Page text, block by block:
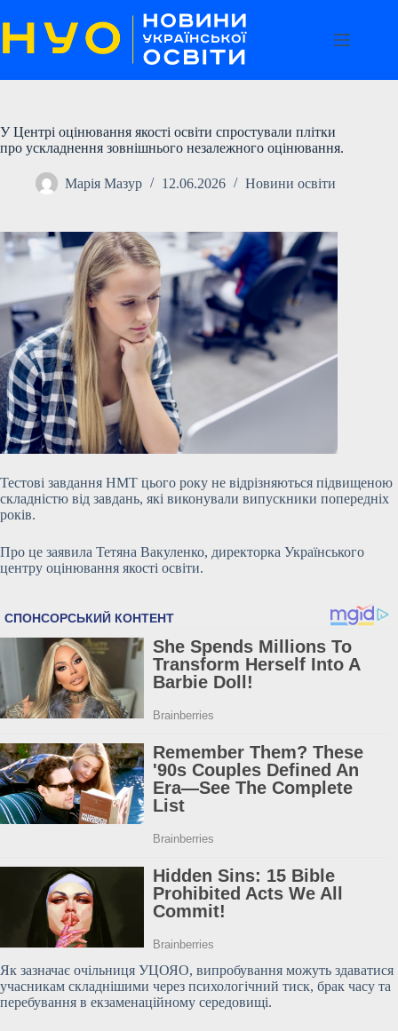
до
вмісту
У Центрі оцінювання якості освіти спростували плітки
про ускладнення зовнішнього незалежного оцінювання.
Марія Мазур 12.06.2026 Новини освіти
Тестові завдання НМТ цього року не відрізняються підвищеною
складністю від завдань, які виконували випускники попередніх
років.
Про це заявила Тетяна Вакуленко, директорка Українського
центру оцінювання якості освіти.
Як зазначає очільниця УЦОЯО, випробування можуть здаватися
учасникам складнішими через психологічний тиск, брак часу та
перебування в екзаменаційному середовищі.